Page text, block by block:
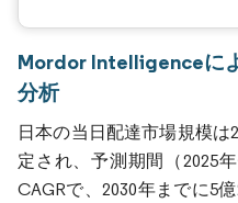
Mordor Intelligenceに
分析
日本の当日配達市場規模は
定され、予測期間（2025
CAGRで、2030年までに5